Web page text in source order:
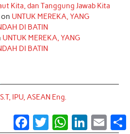
Kita, dan Tanggung Jawab Kita
on UNTUK MEREKA, YANG
DI BATIN
UNTUK MEREKA, YANG
DI BATIN
IPU, ASEAN Eng.
Facebook
Twitter WhatsApp
LinkedInEmail